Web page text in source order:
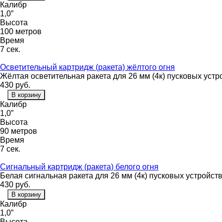
Калибр
1,0”
Высота
100 метров
Время
7 сек.
Осветительный картридж (ракета) жёлтого огня
Жёлтая осветительная ракета для 26 мм (4к) пусковых
430 руб.
В корзину
Калибр
1,0”
Высота
90 метров
Время
7 сек.
Сигнальный картридж (ракета) белого огня
Белая сигнальная ракета для 26 мм (4к) пусковых устройств
430 руб.
В корзину
Калибр
1,0”